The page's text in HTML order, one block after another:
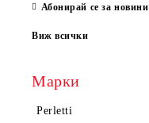
Абонирай се за новини
Виж всички
Марки
Perletti